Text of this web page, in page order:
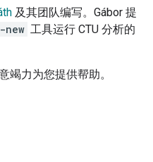
及其团队编写。Gábor 提
工具运行 CTU 分析的
竭力为您提供帮助。